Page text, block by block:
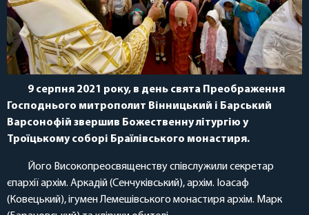
9 серпня 2021 року, в день свята Преображення
Господнього митрополит Вінницький і Барський
Варсонофій звершив Божественну літургію у
Троїцькому соборі Браїлівського монастиря.
Його Високопреосвященству співслужили секретар
єпархії архім. Аркадій (Сенчуківський), архім. Іоасаф
(Ковецький), ігумен Лемешівського монастиря архім. Марк